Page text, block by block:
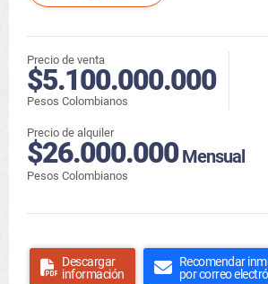
Precio de venta
$5.100.000.000
Pesos Colombianos
Precio de alquiler
$26.000.000Mensual
Pesos Colombianos
Descargar
información
Recomendar
por correo